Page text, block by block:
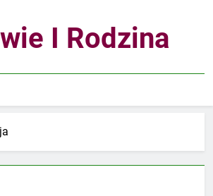
I Rodzina